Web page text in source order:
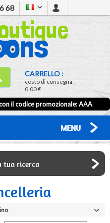
68
CARRELLO :
costo di consegna :
0,00 €
il codice promozionale: AAA
MENU
tua ricerca